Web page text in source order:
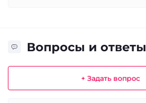
Вопросы и ответы
+ Задать вопрос